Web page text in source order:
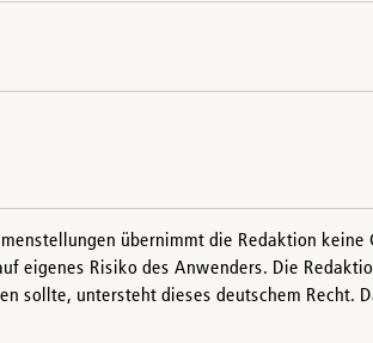
übernimmt die Redaktion
eigenes Risiko des Anwenders. Die
sollte, untersteht dieses deutschem Recht.